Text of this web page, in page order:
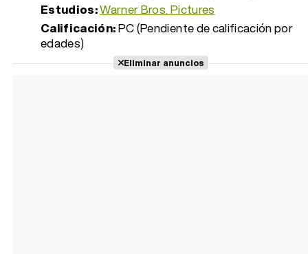
Estudios:Warner Bros. Pictures
Calificación:PC (Pendiente de calificación por
edades)
Eliminar anuncios